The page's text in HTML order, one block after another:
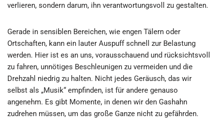
verlieren, sondern darum, ihn verantwortungsvoll zu gestalten.
Gerade in sensiblen Bereichen, wie engen Tälern oder
Ortschaften, kann ein lauter Auspuff schnell zur Belastung
werden. Hier ist es an uns, vorausschauend und rücksichtsvoll
zu fahren, unnötiges Beschleunigen zu vermeiden und die
Drehzahl niedrig zu halten. Nicht jedes Geräusch, das wir
selbst als „Musik“ empfinden, ist für andere genauso
angenehm. Es gibt Momente, in denen wir den Gashahn
zudrehen müssen, um das große Ganze nicht zu gefährden.